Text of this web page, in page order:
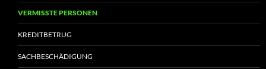
VERMISSTE PERSONEN
KREDITBETRUG
SACHBESCHÄDIGUNG